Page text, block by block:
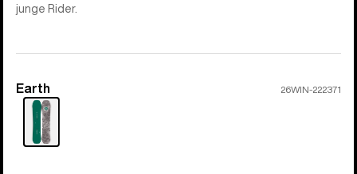
junge Rider.
Farbe
Earth 26WIN-222371